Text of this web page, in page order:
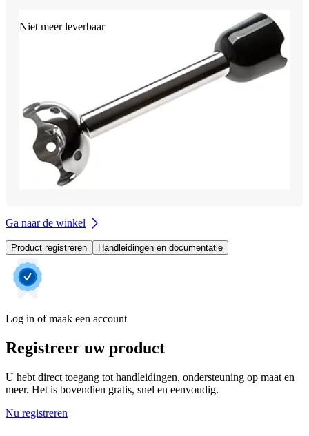
Niet meer leverbaar
Ga naar de winkel
Product registreren Handleidingen en documentatie
Log in of maak een account
Registreer uw product
U hebt direct toegang tot handleidingen, ondersteuning op maat en
meer. Het is bovendien gratis, snel en eenvoudig.
Nu registreren